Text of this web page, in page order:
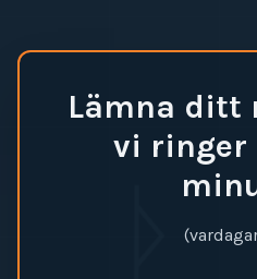
Lämna ditt
vi ringer